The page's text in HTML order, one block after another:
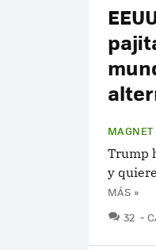
MAGNET
Trump
y
MÁS »
32